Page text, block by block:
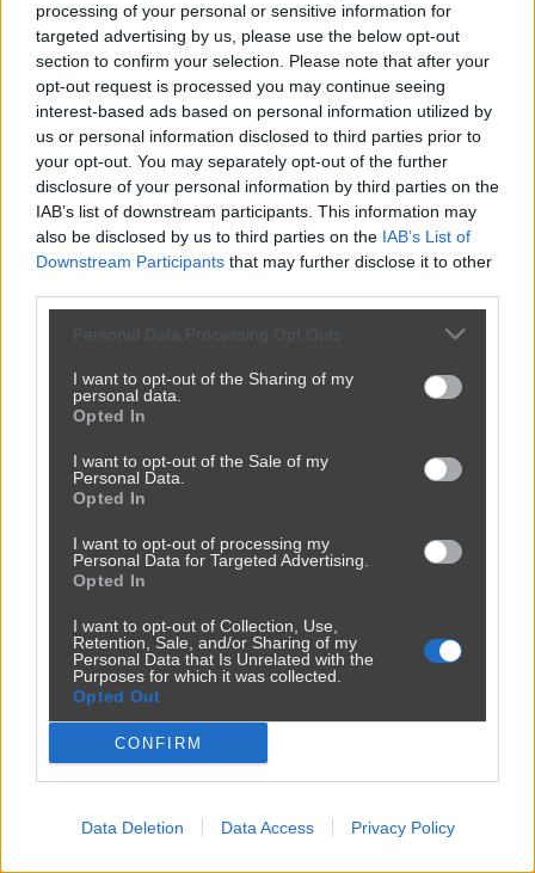
processing of your personal or sensitive information for
targeted advertising by us, please use the below opt-out
section to confirm your selection. Please note that after your
opt-out request is processed you may continue seeing
interest-based ads based on personal information utilized by
us or personal information disclosed to third parties prior to
your opt-out. You may separately opt-out of the further
disclosure of your personal information by third parties on the
IAB’s list of downstream participants. This information may
also be disclosed by us to third parties on the IAB’s List of
Downstream Participants that may further disclose it to other
Personal Data Processing Opt Outs
I want to opt-out of the Sharing of my
personal data.
Opted In
I want to opt-out of the Sale of my
Personal Data.
Opted In
I want to opt-out of processing my
Personal Data for Targeted Advertising.
Opted In
I want to opt-out of Collection, Use,
Retention, Sale, and/or Sharing of my
Personal Data that Is Unrelated with the
Purposes for which it was collected.
Opted Out
CONFIRM
Data Deletion Data Access Privacy Policy
I bądź tu zdrowy w chorym kraju...
przezszatano999— 1 rok temu